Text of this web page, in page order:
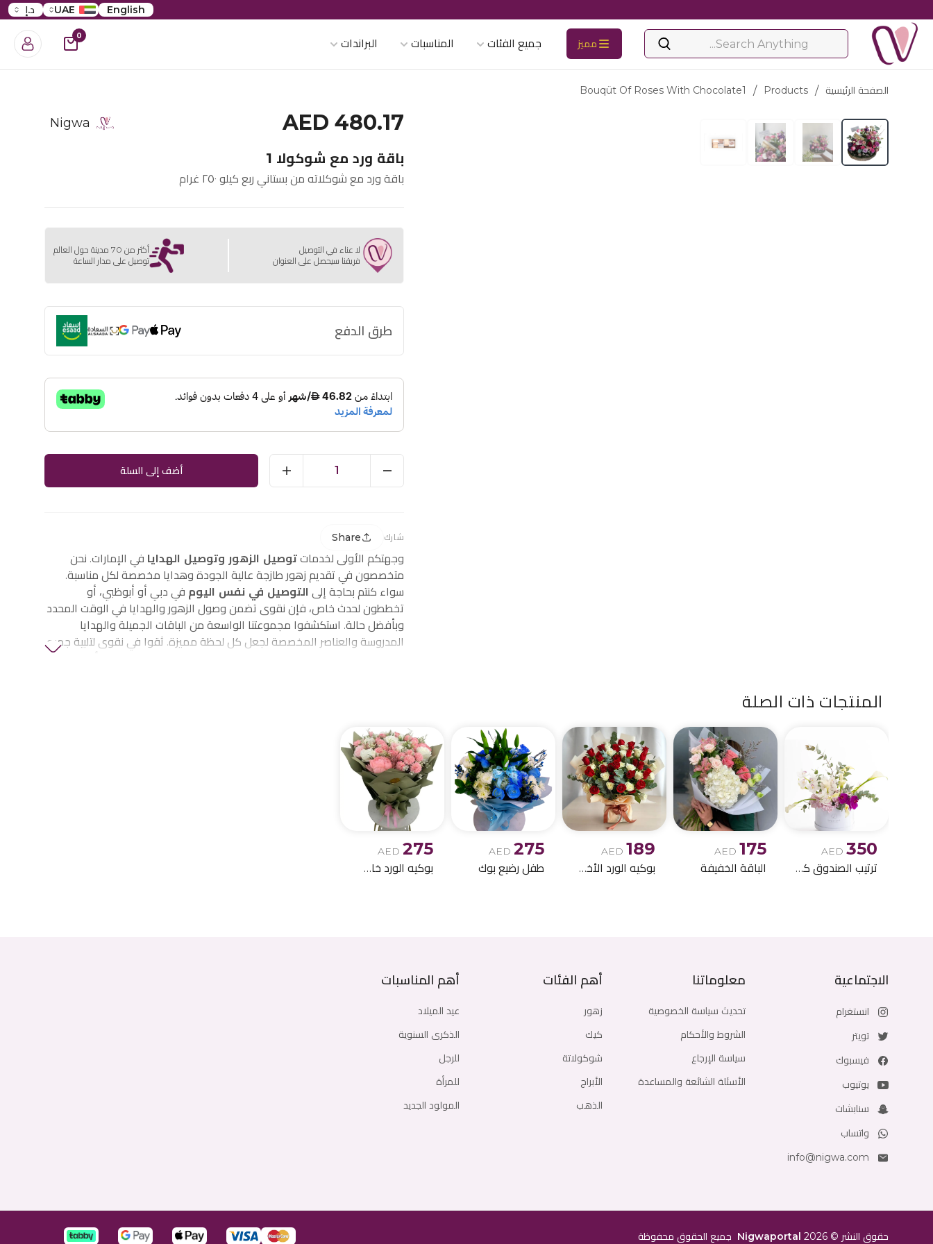
English
UAE د.إ
مميز جميع الفئات المناسبات البراندات
0
الصفحة الرئيسية /
Products
/
Bouqüt Of Roses With Chocolate1
AED 480.17
Nigwa
باقة ورد مع شوكولا 1
باقة ورد مع شوكلاته من بستاني ربع كيلو ٢٥٠ غرام
لا عناء في التوصيل
فريقنا سيحصل على العنوان
أكثر من 70 مدينة حول العالم
توصيل على مدار الساعة
طرق الدفع
1 أضف إلى السلة
شارك Share
وجهتكم الأولى لخدمات توصيل الزهور وتوصيل الهدايا في الإمارات. نحن
متخصصون في تقديم زهور طازجة عالية الجودة وهدايا مخصصة لكل مناسبة.
سواء كنتم بحاجة إلى التوصيل في نفس اليوم في دبي أو أبوظبي، أو
تخططون لحدث خاص، فإن نقوى تضمن وصول الزهور والهدايا في الوقت المحدد
وبأفضل حالة. استكشفوا مجموعتنا الواسعة من الباقات الجميلة والهدايا
المدروسة والعناصر المخصصة لجعل كل لحظة مميزة. ثقوا في نقوى لتلبية جميع
المنتجات ذات الصلة
AED 350
ترتيب الصندوق كالا ليلي
AED 175
الباقة الخفيفة
AED 189
بوكيه الورد الأخمر والابيض
AED 275
طفل رضيع بوك
AED 275
بوكيه الورد خاص اصطناعي
الاجتماعية
انستغرام
تويتر
فيسبوك
يوتيوب
سنابشات
واتساب
info@nigwa.com
معلوماتنا
تحديث سياسة الخصوصية
الشروط والأحكام
سياسة الإرجاع
الأسئلة الشائعة والمساعدة
أهم الفئات
زهور
كيك
شوكولاتة
الأبراج
الذهب
أهم المناسبات
عيد الميلاد
الذكرى السنوية
للرجل
للمرأة
المولود الجديد
حقوق النشر ©
2026
Nigwaportal جميع الحقوق محفوظة